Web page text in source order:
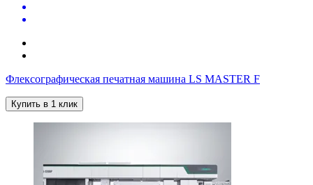
Флексографическая печатная машина LS MASTER F
Купить в 1 клик